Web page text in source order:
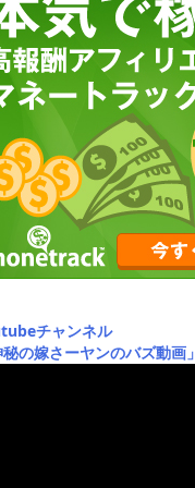
チャンネル
の嫁さーヤンのバズ動画」